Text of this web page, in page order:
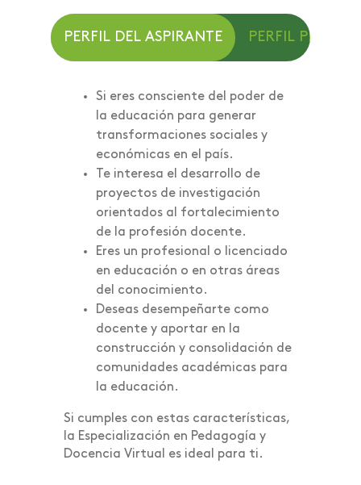
PERFIL DEL ASPIRANTE PERFIL
Si eres consciente del poder de
la educación para generar
transformaciones sociales y
económicas en el país.
Te interesa el desarrollo de
proyectos de investigación
orientados al fortalecimiento
de la profesión docente.
Eres un profesional o licenciado
en educación o en otras áreas
del conocimiento.
Deseas desempeñarte como
docente y aportar en la
construcción y consolidación de
comunidades académicas para
la educación.
Si cumples con estas características,
la Especialización en Pedagogía y
Docencia Virtual es ideal para ti.